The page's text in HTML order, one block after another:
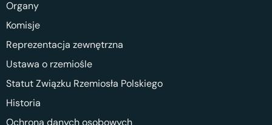
Organy
Komisje
Reprezentacja zewnętrzna
Ustawa o rzemiośle
Statut Związku Rzemiosła Polskiego
Historia
Ochrona danych osobowych